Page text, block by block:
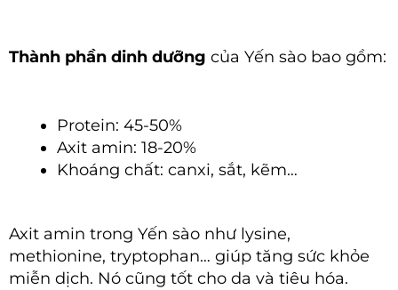
Thành phần dinh dưỡng của Yến sào bao gồm:
Protein: 45-50%
Axit amin: 18-20%
Khoáng chất: canxi, sắt, kẽm…
Axit amin trong Yến sào như lysine,
methionine, tryptophan… giúp tăng sức khỏe
miễn dịch. Nó cũng tốt cho da và tiêu hóa.